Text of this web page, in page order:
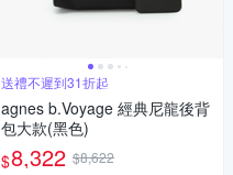
送禮不遲到31折起
agnes b.Voyage 經典尼龍後背
包大款(黑色)
$8,322 $8,622